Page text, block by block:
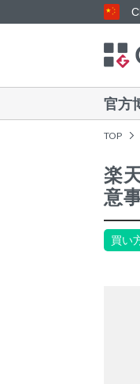
官方
TOP
楽
意
買い